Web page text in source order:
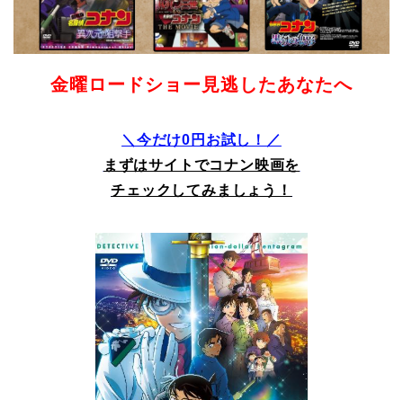
金曜ロードショー見逃したあなたへ
＼今だけ0円お試し！／
まずはサイトでコナン映画を
チェックしてみましょう！